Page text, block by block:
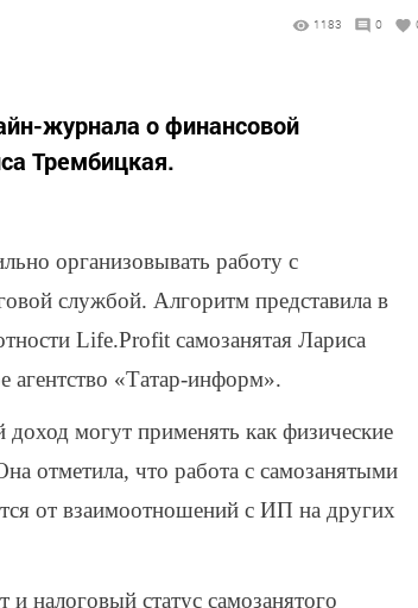
1183 0
журнала о финансовой
Трембицкая.
организовывать работу с
службой. Алгоритм представила в
Life.Profit самозанятая Лариса
«Татар-информ».
могут применять как физические
отметила, что работа с самозанятыми
от взаимоотношений с ИП на других
и налоговый статус самозанятого